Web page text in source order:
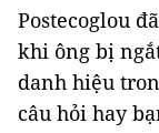
Postecoglou
khi ông bị
danh hiệu
câu hỏi hay